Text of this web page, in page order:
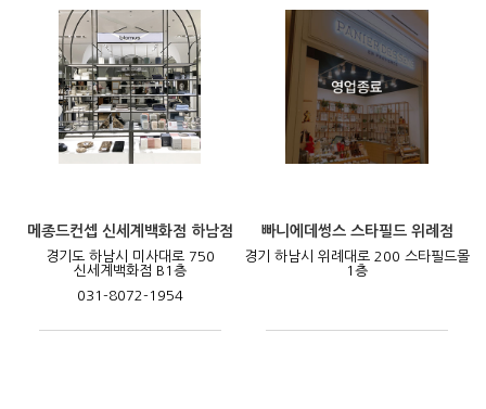
메종드컨셉 신세계백화점 하남점
경기도 하남시 미사대로 750
신세계백화점 B1층
031-8072-1954
빠니에데썽스 스타필드 위례점
경기 하남시 위례대로 200 스타필드몰
1층